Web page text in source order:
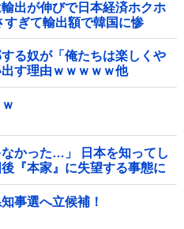
出が伸びで日本経済ホクホ
ぎて輸出額で韓国に惨
る奴が「俺たちは楽しくや
す理由ｗｗｗｗｗ他
かった…」 日本を知ってし
『本家』に失望する事態に
事選へ立候補！